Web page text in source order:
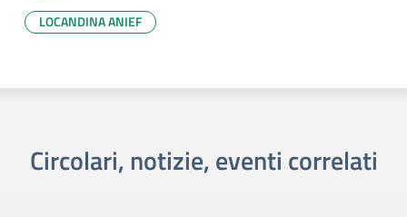
LOCANDINA ANIEF
Circolari, notizie, eventi correlati